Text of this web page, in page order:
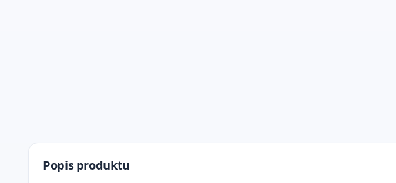
Popis produktu